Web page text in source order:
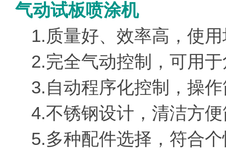
气动试板喷涂机
1.质量好、效率高，使
2.完全气动控制，可用
3.自动程序化控制，操
4.不锈钢设计，清洁方
5.多种配件选择，符合